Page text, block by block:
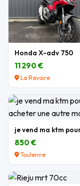
Honda X-adv 750
11 290 €
La Ravoire
850 €
Toulenne